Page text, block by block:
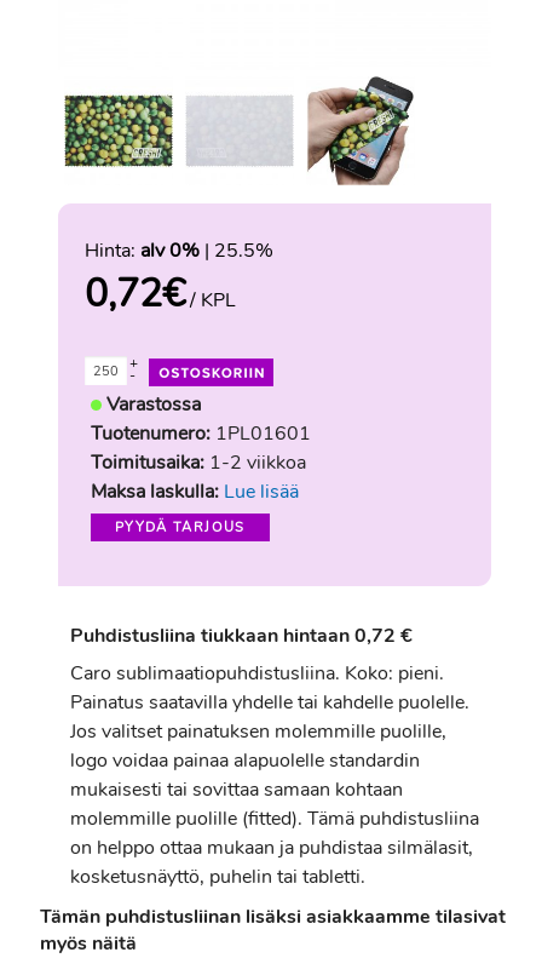
Hinta: alv 0% | 25.5%
0,72€/ KPL
-
+
Varastossa
Tuotenumero: 1PL01601
Toimitusaika: 1-2 viikkoa
Maksa laskulla: Lue lisää
PYYDÄ TARJOUS
Puhdistusliina tiukkaan hintaan 0,72 €
Caro sublimaatiopuhdistusliina. Koko: pieni.
Painatus saatavilla yhdelle tai kahdelle puolelle.
Jos valitset painatuksen molemmille puolille,
logo voidaa painaa alapuolelle standardin
mukaisesti tai sovittaa samaan kohtaan
molemmille puolille (fitted). Tämä puhdistusliina
on helppo ottaa mukaan ja puhdistaa silmälasit,
kosketusnäyttö, puhelin tai tabletti.
Tämän puhdistusliinan lisäksi asiakkaamme tilasivat
myös näitä